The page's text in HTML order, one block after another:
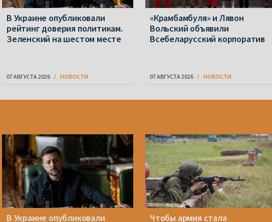
В Украине опубликовали
рейтинг доверия политикам.
Зеленский на шестом месте
07 АВГУСТА 2026 НОВОСТИ
«Крамбамбуля» и Лявон
Вольский объявили
Всебеларусский корпоратив
07 АВГУСТА 2026 НОВОСТИ
В Украине опубликовали Чтобы армия стала